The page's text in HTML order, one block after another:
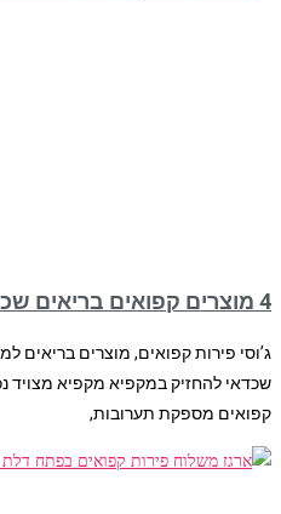
4 מוצרים קפואים בריאים שכדאי להחזיק במקפיא
שכדאי להחזיק במקפיא מקפיא מצויד
קפואים מספקת תערובות,